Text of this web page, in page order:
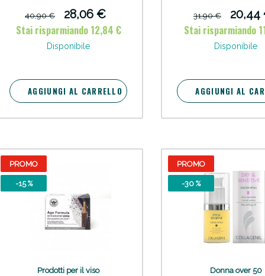
40,90 €
28,06 €
Stai risparmiando 12,84 €
Disponibile
AGGIUNGI AL CARRELLO
31,90 €
20,44
Stai risparmiando
Disponibile
AGGIUNGI AL
PROMO
-15 %
Prodotti per il viso
PROMO
-30 %
Donna over 50
e Fanghi: Sconto fino al 40% valido
e Fanghi: Sconto fino al 40% valido